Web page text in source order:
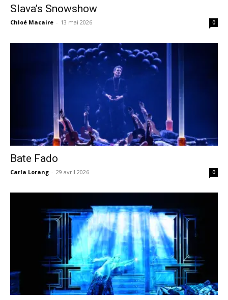
Slava’s Snowshow
Chloé Macaire - 13 mai 2026 0
Bate Fado
Carla Lorang - 29 avril 2026 0